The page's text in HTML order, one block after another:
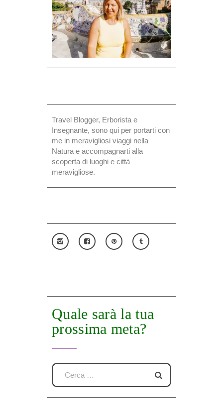
Travel Blogger, Erborista e
Insegnante, sono qui per portarti con
me in meravigliosi viaggi nella
Natura e accompagnarti alla
scoperta di luoghi e città
meravigliose.
Quale sarà la tua
prossima meta?